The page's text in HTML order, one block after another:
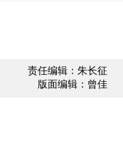
责任编辑：朱长征
版面编辑：曾佳